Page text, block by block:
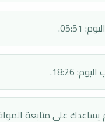
05:51.
18:26.
7 أيام يساعدك على متابعة